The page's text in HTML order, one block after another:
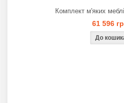
Комплект м'яких
61 596